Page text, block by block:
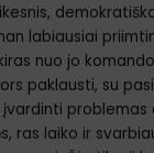
labiausiai
nuo jo
paklausti, su
problemas
ras laiko ir